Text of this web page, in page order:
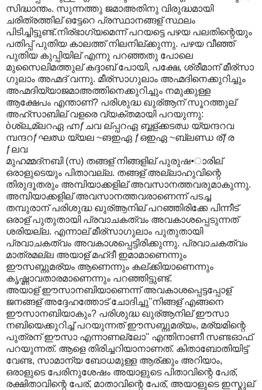
സിദ്ധാന്തം. സുന്നത്തു ജമാഅതിനു വിരുദ്ധമായി
ചരിത്രത്തില് ഒട്ടേറെ പ്രസ്ഥാനങ്ങള് സ്ഥലം
പിടിച്ചിട്ടുണ്ട്.നിര്ഭാഗ്യമെന്ന് പറയട്ടെ പഴയ പലതിന്റെയും
പതിപ്പ് പുതിയ കാലത്ത് നിലനില്ക്കുന്നു. പഴയ വീഞ്ഞ്
പുതിയ കുപ്പിയില് എന്നു പറഞ്ഞതു പോലെ
മുസൈലിമത്തുല് കദ്ദാബ് പോയി, പക്ഷേ, ശ്രീമാന് മീര്സാ
ഗുലാം അഹ്മദ് വന്നു. മീര്സാഗുലാം അഹ്മദിനെക്കുറിച്ചും
അഹ്മദിയ്യാജമാഅത്തിനെക്കുറിച്ചും നമുക്കുള്ള
ആക്ഷേപം എന്താണ്? പരിശുദ്ധ ഖുര്ആന് സൂറത്തുല്
അഹ്സാബില് വളരെ വ്യക്തമായി പറയുന്നു:
òശ്ല„മ്ലറഏ ഹ്നƒചവ ല്പ്പറഏ ബ്ബള്ക്കടഝ യ്യന്ദറവ
മ്പന്ദറƒഘഝ യ്യല ~ങഇഏ ƒഒഇഏ ~ബ്ലണ്ഡ ര്ƒര
ƒലവ
മുഹമ്മദ്നബി (സ) തങ്ങള് നിങ്ങളില് പുരുഷ•ാരില്
ഒരാളുടെയും പിതാവല്ല. തങ്ങള് അല്ലാഹുവിന്റെ
തിരുദൂതരും അമ്പിയാക്കളില് അവസാനത്തവരുമാകുന്നു.
അമ്പിയാക്കളില് അവസാനത്തവരാണെന്ന് പടച്ച
തമ്പുരാന് പരിശുദ്ധ ഖുര്ആനില് പറഞ്ഞിരിക്കേ പിന്നീട്
ഒരാള് പുതുതായി പ്രവാചകത്വം അവകാശപ്പെടുന്നത്
ശരിയല്ല. എന്നാല് മീര്സാഗുലാം പുതുതായി
പ്രവാചകത്വം അവകാശപ്പെട്ടിരിക്കുന്നു. പ്രവാചകത്വം
മാത്രമല്ല അയാള് മഹ്ദീ ഇമാമാണെന്നും
ഈസബ്നുമര്യം ആണെന്നും കല്ക്കിയാണെന്നും
കൃഷ്ണാവതാരമാണെന്നും പറഞ്ഞിട്ടുണ്ട്.
അയാള് ഈസാനബിയാണെന്ന് അവകാശപ്പെട്ടപ്പോള്
ജനങ്ങള് അദ്ദേഹത്തോട് ചോദിച്ചു''നിങ്ങള് എങ്ങനെ
ഈസാനബിയാകും? പരിശുദ്ധ ഖുര്ആനില് ഈസാ
നബിയെക്കുറിച്ച് പറയുന്നത് ഈസബ്നുമര്യം, മര്യമിന്റെ
പുത്രന് ഈസാ എന്നാണല്ലോ'' എന്തിനാണീ സണ്ടഓഫ്
പറയുന്നത്. ആളെ തിരിച്ചറിയാനാണത്. കിതാബോതിയിട്ട്
വേണ്ട, സാമാന്യ ബോധമുള്ള ആര്ക്കും അറിയാം,
ഒരാളുടെ പേരിനുശേഷം അയാളുടെ പിതാവിന്റെ പേര്,
രക്ഷിതാവിന്റെ പേര്, മാതാവിന്റെ പേര്, അയാളുടെ ഇസ്മുല്